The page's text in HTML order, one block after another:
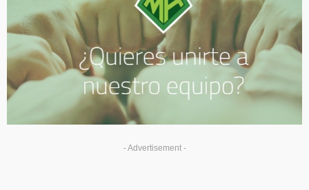
- Advertisement -